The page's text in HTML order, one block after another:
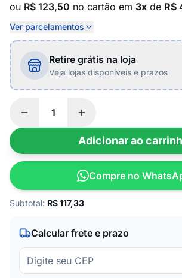
ou R$ 123,50 no cartão em 3x de R$
Ver parcelamentos
Retire grátis na loja
Veja lojas disponíveis e prazos
Adicionar ao
Compre no
Subtotal: R$117,33
Calcular frete e prazo